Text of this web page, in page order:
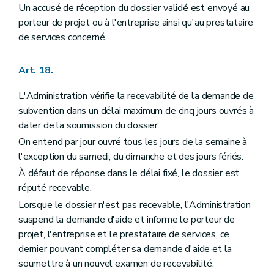
Un accusé de réception du dossier validé est envoyé au
porteur de projet ou à l'entreprise ainsi qu'au prestataire
de services concerné.
Art. 18.
L'Administration vérifie la recevabilité de la demande de
subvention dans un délai maximum de cinq jours ouvrés à
dater de la soumission du dossier.
On entend par jour ouvré tous les jours de la semaine à
l'exception du samedi, du dimanche et des jours fériés.
À défaut de réponse dans le délai fixé, le dossier est
réputé recevable.
Lorsque le dossier n'est pas recevable, l'Administration
suspend la demande d'aide et informe le porteur de
projet, l'entreprise et le prestataire de services, ce
dernier pouvant compléter sa demande d'aide et la
soumettre à un nouvel examen de recevabilité.